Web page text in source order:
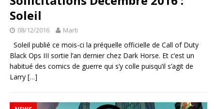
Soleil
08/12/2016 Marti
Soleil publié ce mois-ci la préquelle officielle de Call of Duty
Black Ops III sortie l’an dernier chez Dark Horse. Et c’est un
habitué des comics de guerre qui s’y colle puisqu’il s’agit de
Larry […]